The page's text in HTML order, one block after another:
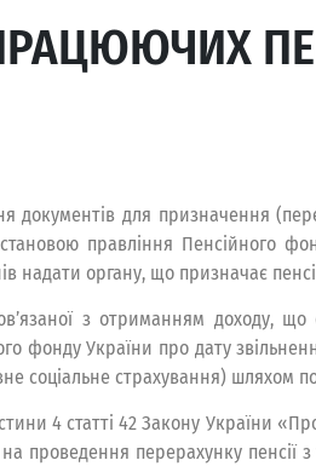
для призначення
правління Пенсійного
надати органу, що призначає
з отриманням доходу,
фонду України про дату
соціальне страхування) шляхом
4 статті 42 Закону України
проведення перерахунку